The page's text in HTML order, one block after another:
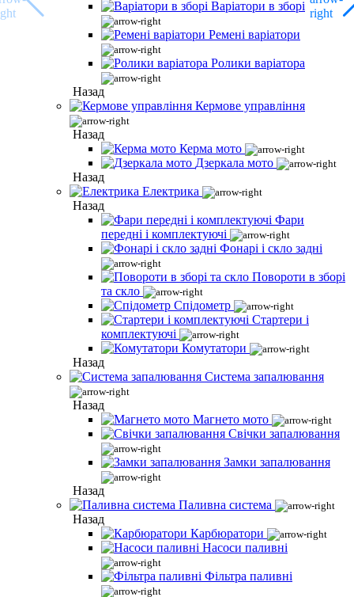
Варіатори в зборі
Ремені варіатори
Ролики варіатора
Назад
Кермове управління
Назад
Керма мото
Дзеркала мото
Назад
Електрика
Назад
Фари
передні і комплектуючі
Фонарі і скло задні
Повороти в зборі
та скло
Спідометр
Стартери і
комплектуючі
Комутатори
Назад
Система запалювання
Назад
Магнето мото
Свічки запалювання
Замки запалювання
Назад
Паливна система
Назад
Карбюратори
Насоси паливні
Фільтра паливні